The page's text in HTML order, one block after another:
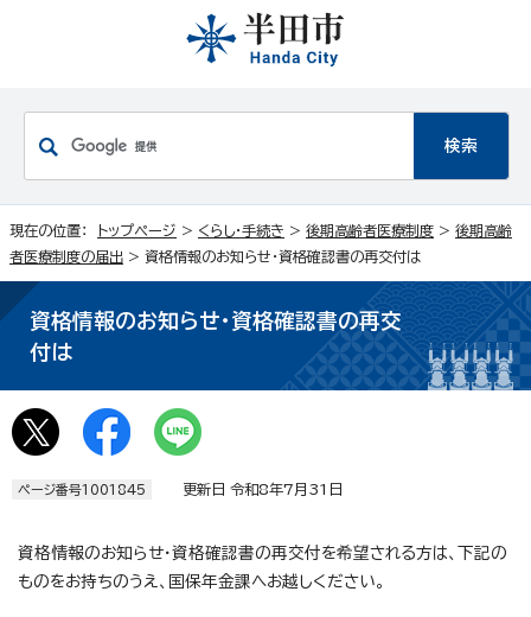
現在の位置： トップページ > くらし・手続き > 後期高齢者医療制度 > 後期高齢
者医療制度の届出 > 資格情報のお知らせ・資格確認書の再交付は
資格情報のお知らせ・資格確認書の再交
付は
ページ番号1001845 更新日 令和8年7月31日
資格情報のお知らせ・資格確認書の再交付を希望される方は、下記の
ものをお持ちのうえ、国保年金課へお越しください。